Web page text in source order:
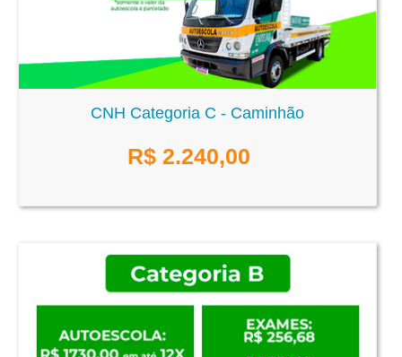
CNH Categoria C - Caminhão
R$ 2.240,00